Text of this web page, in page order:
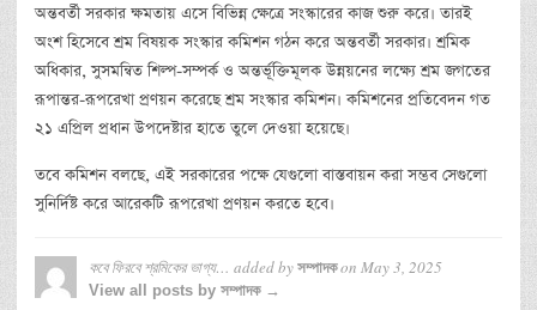
অন্তবর্তী সরকার ক্ষমতায় এসে বিভিন্ন ক্ষেত্রে সংস্কারের কাজ শুরু করে। তারই
অংশ হিসেবে শ্রম বিষয়ক সংস্কার কমিশন গঠন করে অন্তবর্তী সরকার। শ্রমিক
অধিকার, সুসমন্বিত শিল্প-সম্পর্ক ও অন্তর্ভূক্তিমূলক উন্নয়নের লক্ষ্যে শ্রম জগতের
রূপান্তর-রূপরেখা প্রণয়ন করেছে শ্রম সংস্কার কমিশন। কমিশনের প্রতিবেদন গত
২১ এপ্রিল প্রধান উপদেষ্টার হাতে তুলে দেওয়া হয়েছে।
তবে কমিশন বলছে, এই সরকারের পক্ষে যেগুলো বাস্তবায়ন করা সম্ভব সেগুলো
সুনির্দিষ্ট করে আরেকটি রূপরেখা প্রণয়ন করতে হবে।
কবে ফিরবে শ্রমিকের ভাগ্য… added by সম্পাদকon May 3, 2025
View all posts by সম্পাদক →